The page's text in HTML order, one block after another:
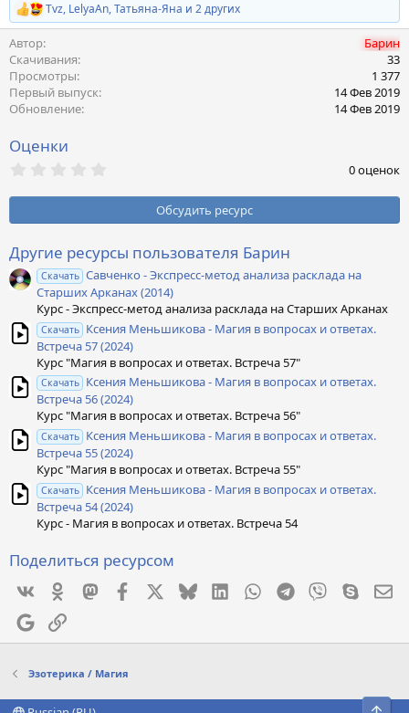
Р
е
а
к
ц
и
и
:
Tvz, LelyaAn,Татьяна-Яна и 2 других
Автор
Барин
Скачивания
33
Просмотры
1 377
Первый выпуск
14 Фев 2019
Обновление
14 Фев 2019
Оценки
0
з
ё
з
д
0 оценок
Обсудить ресурс
Другие ресурсы пользователя Барин
Скачать Савченко - Экспресс-метод анализа расклада на
Старших Арканах (2014)
Курс - Экспресс-метод анализа расклада на Старших Арканах
Скачать Ксения Меньшикова - Магия в вопросах и ответах.
Встреча 57 (2024)
Курс "Магия в вопросах и ответах. Встреча 57"
Скачать Ксения Меньшикова - Магия в вопросах и ответах.
Встреча 56 (2024)
Курс "Магия в вопросах и ответах. Встреча 56"
Скачать Ксения Меньшикова - Магия в вопросах и ответах.
Встреча 55 (2024)
Курс "Магия в вопросах и ответах. Встреча 55"
Скачать Ксения Меньшикова - Магия в вопросах и ответах.
Встреча 54 (2024)
Курс - Магия в вопросах и ответах. Встреча 54
Поделиться ресурсом
VkontakteOdnoklassniki
MastodonFacebook BlueskyLinkedInWhatsApp
Telegram
Viber Skype
GoogleСсылка
Эзотерика / Магия